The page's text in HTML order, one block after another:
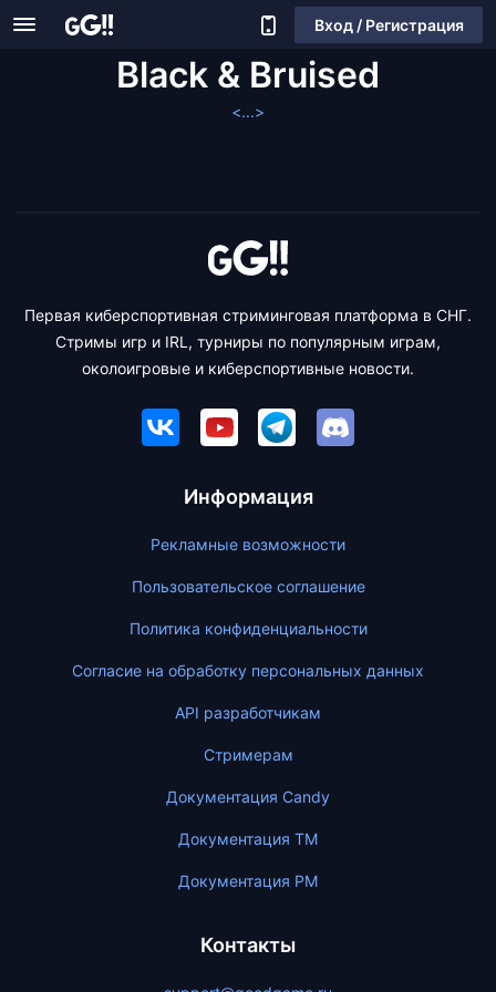
Вход / Регистрация
Black & Bruised
<...>
Первая киберспортивная стриминговая платформа в СНГ.
Стримы игр и IRL, турниры по популярным играм,
околоигровые и киберспортивные новости.
Информация
Рекламные возможности
Пользовательское соглашение
Политика конфиденциальности
Согласие на обработку персональных данных
API разработчикам
Стримерам
Документация Candy
Документация ТМ
Документация PM
Контакты